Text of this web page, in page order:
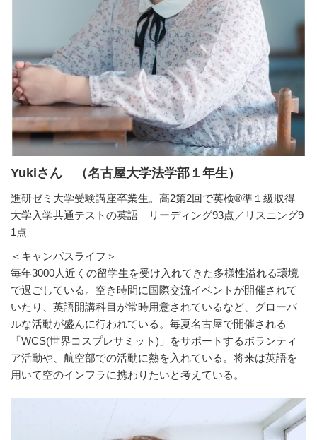
Yukiさん （名古屋大学法学部１年生）
進研ゼミ大学受験講座卒業生。高2第2回で英検®準１級取得
大学入学共通テストの英語 リーディング93点／リスニング9
1点
＜キャンパスライフ＞
毎年3000人近くの留学生を受け入れてきた多様性溢れる環境
で過ごしている。空き時間に国際交流イベントが開催されて
いたり、英語開講科目が常時用意されているなど、グローバ
ルな活動が盛んに行われている。毎夏名古屋で開催される
「WCS(世界コスプレサミット)」をサポートするボランティ
ア活動や、航空部での活動に熱を入れている。将来は英語を
用いて空のインフラに携わりたいと考えている。